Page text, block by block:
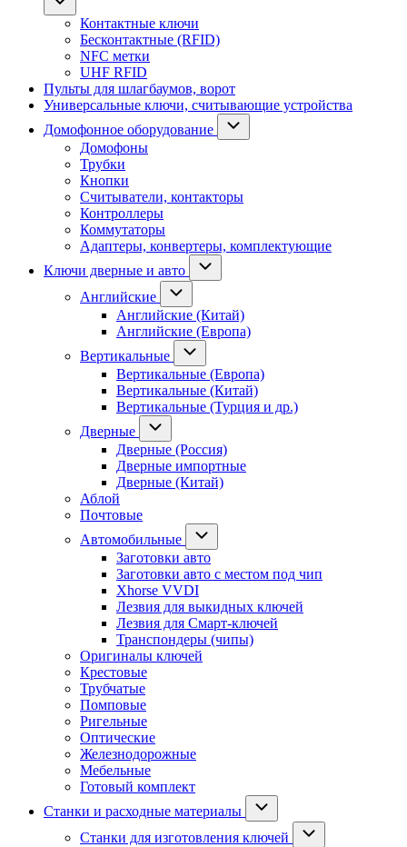
Контактные ключи
Бесконтактные (RFID)
NFC метки
UHF RFID
Пульты для шлагбаумов, ворот
Универсальные ключи, считывающие устройства
Домофонное оборудование
Домофоны
Трубки
Кнопки
Считыватели, контакторы
Контроллеры
Коммутаторы
Адаптеры, конвертеры, комплектующие
Ключи дверные и авто
Английские
Английские (Китай)
Английские (Европа)
Вертикальные
Вертикальные (Европа)
Вертикальные (Китай)
Вертикальные (Турция и др.)
Дверные
Дверные (Россия)
Дверные импортные
Дверные (Китай)
Аблой
Почтовые
Автомобильные
Заготовки авто
Заготовки авто с местом под чип
Xhorse VVDI
Лезвия для выкидных ключей
Лезвия для Смарт-ключей
Транспондеры (чипы)
Оригиналы ключей
Крестовые
Трубчатые
Помповые
Ригельные
Оптические
Железнодорожные
Мебельные
Готовый комплект
Станки и расходные материалы
Станки для изготовления ключей